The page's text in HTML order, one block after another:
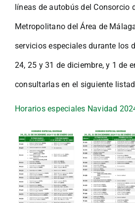
líneas de autobús del Consorcio
Metropolitano del Área de
servicios especiales durante los
24, 25 y 31 de diciembre, y 1 de
consultarlas en el siguiente
Horarios especiales Navidad